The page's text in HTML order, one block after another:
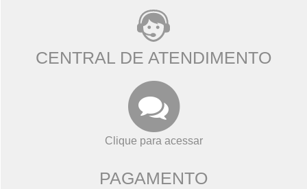
CENTRAL DE ATENDIMENTO
Clique para acessar
PAGAMENTO